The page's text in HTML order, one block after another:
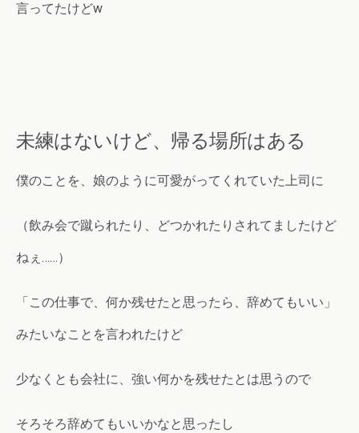
言ってたけどw
未練はないけど、帰る場所はある
僕のことを、娘のように可愛がってくれていた上司に
（飲み会で蹴られたり、どつかれたりされてましたけど
ねぇ……）
「この仕事で、何か残せたと思ったら、辞めてもいい」
みたいなことを言われたけど
少なくとも会社に、強い何かを残せたとは思うので
そろそろ辞めてもいいかなと思ったし